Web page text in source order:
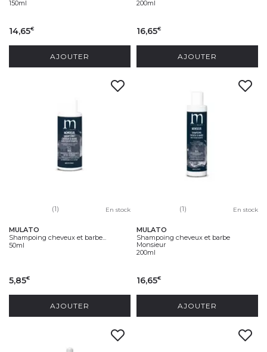
150ml
14,65€
AJOUTER
200ml
16,65€
AJOUTER
(1) En stock
MULATO
Shampoing cheveux et barbe...
50ml
5,85€
AJOUTER
(1) En stock
MULATO
Shampoing cheveux et barbe
Monsieur
200ml
16,65€
AJOUTER